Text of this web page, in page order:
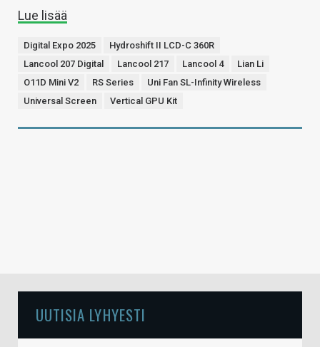
Lue lisää
Digital Expo 2025
Hydroshift II LCD-C 360R
Lancool 207 Digital
Lancool 217 Lancool 4
Lian Li
O11D Mini V2
RS Series
Uni Fan SL-Infinity Wireless
Universal Screen
Vertical GPU Kit
UUTISIA LYHYESTI